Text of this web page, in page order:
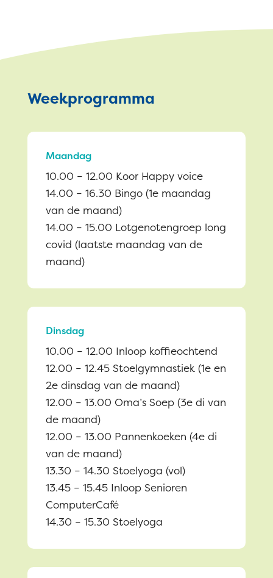
Weekprogramma
Maandag
10.00 – 12.00 Koor Happy voice
14.00 – 16.30 Bingo (1e maandag
van de maand)
14.00 – 15.00 Lotgenotengroep long
covid (laatste maandag van de
maand)
Dinsdag
10.00 – 12.00 Inloop koffieochtend
12.00 – 12.45 Stoelgymnastiek (1e en
2e dinsdag van de maand)
12.00 – 13.00 Oma’s Soep (3e di van
de maand)
12.00 – 13.00 Pannenkoeken (4e di
van de maand)
13.30 – 14.30 Stoelyoga (vol)
13.45 – 15.45 Inloop Senioren
ComputerCafé
14.30 – 15.30 Stoelyoga